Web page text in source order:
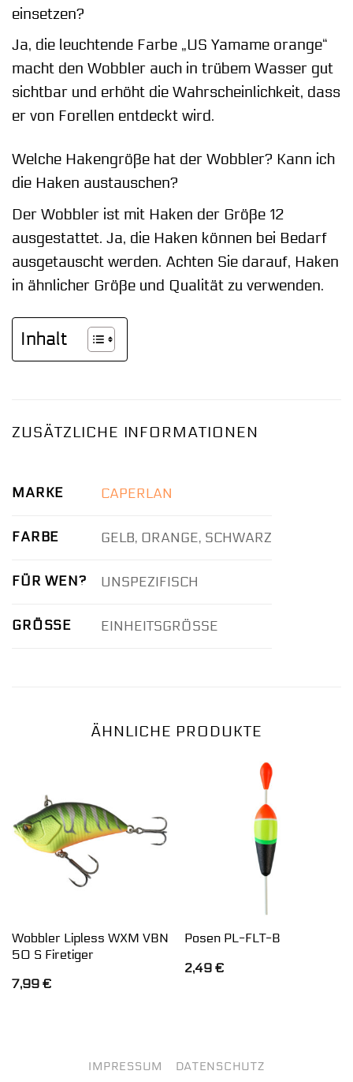
einsetzen?
Ja, die leuchtende Farbe „US Yamame orange“
macht den Wobbler auch in trübem Wasser gut
sichtbar und erhöht die Wahrscheinlichkeit, dass
er von Forellen entdeckt wird.
Welche Hakengröße hat der Wobbler? Kann ich
die Haken austauschen?
Der Wobbler ist mit Haken der Größe 12
ausgestattet. Ja, die Haken können bei Bedarf
ausgetauscht werden. Achten Sie darauf, Haken
in ähnlicher Größe und Qualität zu verwenden.
Inhalt
ZUSÄTZLICHE INFORMATIONEN
MARKE CAPERLAN
FARBE GELB, ORANGE, SCHWARZ
FÜR WEN? UNSPEZIFISCH
GRÖSSE EINHEITSGRÖSSE
ÄHNLICHE PRODUKTE
Wobbler Lipless WXM VBN
50 S Firetiger
7,99 €
Posen PL-FLT-B
2,49 €
IMPRESSUM DATENSCHUTZ